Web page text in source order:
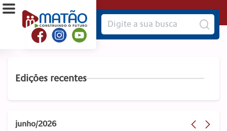
Edições recentes
junho/2026